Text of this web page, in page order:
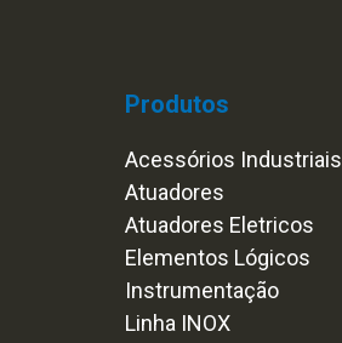
Produtos
Acessórios Industriais
Atuadores
Atuadores Eletricos
Elementos Lógicos
Instrumentação
Linha INOX